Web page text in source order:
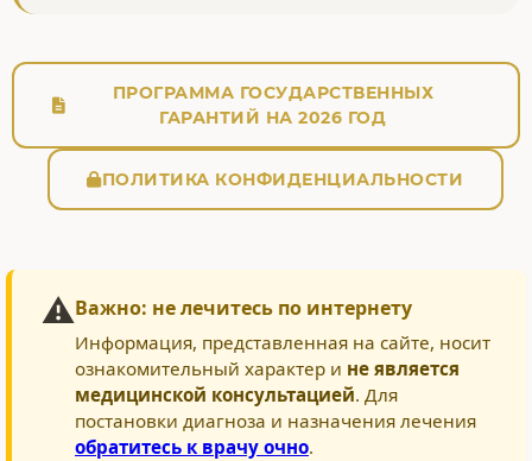
ПРОГРАММА ГОСУДАРСТВЕННЫХ
ГАРАНТИЙ НА 2026 ГОД
ПОЛИТИКА КОНФИДЕНЦИАЛЬНОСТИ
⚠️Важно: не лечитесь по интернету
Информация, представленная на сайте, носит
ознакомительный характер и не является
медицинской консультацией. Для
постановки диагноза и назначения лечения
обратитесь к врачу очно.